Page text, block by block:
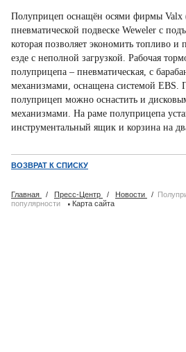
Полуприцеп оснащён осями фирмы Valx
пневматической подвеске Weweler с
которая позволяет экономить топливо
езде с неполной загрузкой. Рабочая
полуприцепа – пневматическая, с
механизмами, оснащена системой ЕBS.
полуприцеп можно оснастить и
механизмами. На раме полуприцепа
инструментальный ящик и корзина на
ВОЗВРАТ К СПИСКУ
Главная / Пресс-Центр / Новости /
популярности
·Карта сайта